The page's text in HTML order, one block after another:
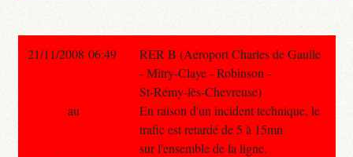
21/11/2008 06:49
RER B (Aéroport Charles de Gaulle
- Mitry-Claye - Robinson -
St-Rémy-lès-Chevreuse)
En raison d'un incident technique, le
trafic est retardé de 5 à 15mn
sur l'ensemble de la ligne.
au